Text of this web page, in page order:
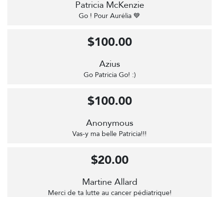
Patricia McKenzie
Go ! Pour Aurélia 💙
Azius
Go Patricia Go! :)
$100.00
Anonymous
Vas-y ma belle Patricia!!!
$100.00
Martine Allard
Merci de ta lutte au cancer pédiatrique!
$20.00